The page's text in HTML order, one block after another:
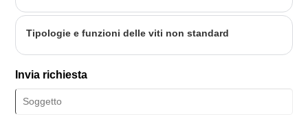
vite per garantire che la vite selezionata soddisfi perfettamente le
Tipologie e funzioni delle viti non standard
Invia richiesta